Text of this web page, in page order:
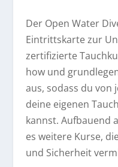
Der Open Water
Eintrittskarte zur
zertifizierte
how und
aus, sodass du von
deine eigenen
kannst. Aufbauend
es weitere Kurse,
und Sicherheit